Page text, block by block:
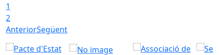
1
2
AnteriorSegüent